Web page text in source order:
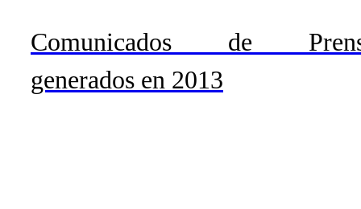
Comunicados de
generados en 2013